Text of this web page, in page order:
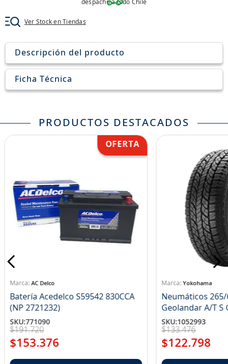
despacho a todo Chile
Ver Stock en Tiendas
Descripción del producto
Ficha Técnica
PRODUCTOS DESTACADOS
AC Delco
Batería Acedelco S59542 830CCA
(NP 2721232)
SKU:771090
$191.720
$153.376
Yokohama
Neumáticos 265/
SKU:1052993
$133.476
$122.798
9.
235
10. john deere